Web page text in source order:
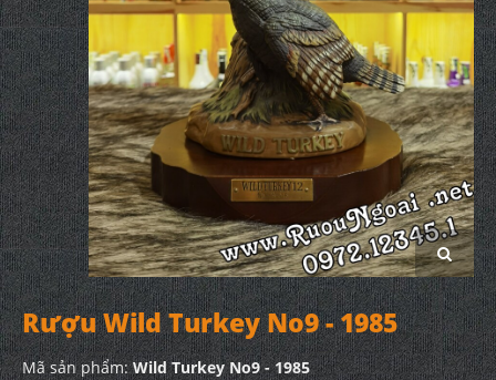
Rượu Wild Turkey No9 - 1985
Mã sản phẩm:Wild Turkey No9 - 1985